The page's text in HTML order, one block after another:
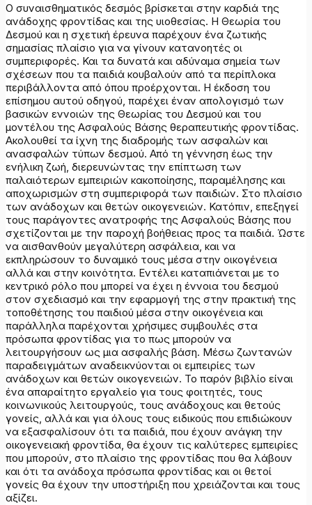
Ο συναισθηματικός δεσμός βρίσκεται στην καρδιά της
ανάδοχης φροντίδας και της υιοθεσίας. Η Θεωρία του
Δεσμού και η σχετική έρευνα παρέχουν ένα ζωτικής
σημασίας πλαίσιο για να γίνουν κατανοητές οι
συμπεριφορές. Και τα δυνατά και αδύναμα σημεία των
σχέσεων που τα παιδιά κουβαλούν από τα περίπλοκα
περιβάλλοντα από όπου προέρχονται. Η έκδοση του
επίσημου αυτού οδηγού, παρέχει έναν απολογισμό των
βασικών εννοιών της Θεωρίας του Δεσμού και του
μοντέλου της Ασφαλούς Βάσης θεραπευτικής φροντίδας.
Ακολουθεί τα ίχνη της διαδρομής των ασφαλών και
ανασφαλών τύπων δεσμού. Από τη γέννηση έως την
ενήλικη ζωή, διερευνώντας την επίπτωση των
παλαιότερων εμπειριών κακοποίησης, παραμέλησης και
αποχωρισμών στη συμπεριφορά των παιδιών. Στο πλαίσιο
των ανάδοχων και θετών οικογενειών. Κατόπιν, επεξηγεί
τους παράγοντες ανατροφής της Ασφαλούς Βάσης που
σχετίζονται με την παροχή βοήθειας προς τα παιδιά. Ώστε
να αισθανθούν μεγαλύτερη ασφάλεια, και να
εκπληρώσουν το δυναμικό τους μέσα στην οικογένεια
αλλά και στην κοινότητα. Εντέλει καταπιάνεται με το
κεντρικό ρόλο που μπορεί να έχει η έννοια του δεσμού
στον σχεδιασμό και την εφαρμογή της στην πρακτική της
τοποθέτησης του παιδιού μέσα στην οικογένεια και
παράλληλα παρέχονται χρήσιμες συμβουλές στα
πρόσωπα φροντίδας για το πως μπορούν να
λειτουργήσουν ως μια ασφαλής βάση. Μέσω ζωντανών
παραδειγμάτων αναδεικνύονται οι εμπειρίες των
ανάδοχων και θετών οικογενειών. Το παρόν βιβλίο είναι
ένα απαραίτητο εργαλείο για τους φοιτητές, τους
κοινωνικούς λειτουργούς, τους ανάδοχους και θετούς
γονείς, αλλά και για όλους τους ειδικούς που επιδιώκουν
να εξασφαλίσουν ότι τα παιδιά, που έχουν ανάγκη την
οικογενειακή φροντίδα, θα έχουν τις καλύτερες εμπειρίες
που μπορούν, στο πλαίσιο της φροντίδας που θα λάβουν
και ότι τα ανάδοχα πρόσωπα φροντίδας και οι θετοί
γονείς θα έχουν την υποστήριξη που χρειάζονται και τους
αξίζει.